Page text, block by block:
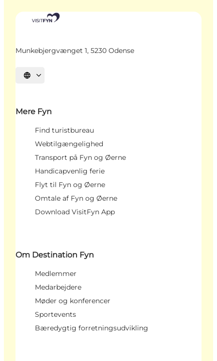
Munkebjergvænget 1, 5230 Odense
Vælg sprog
Mere Fyn
Find turistbureau
Webtilgængelighed
Transport på Fyn og Øerne
Handicapvenlig ferie
Flyt til Fyn og Øerne
Omtale af Fyn og Øerne
Download VisitFyn App
Om Destination Fyn
Medlemmer
Medarbejdere
Møder og konferencer
Sportevents
Bæredygtig forretningsudvikling